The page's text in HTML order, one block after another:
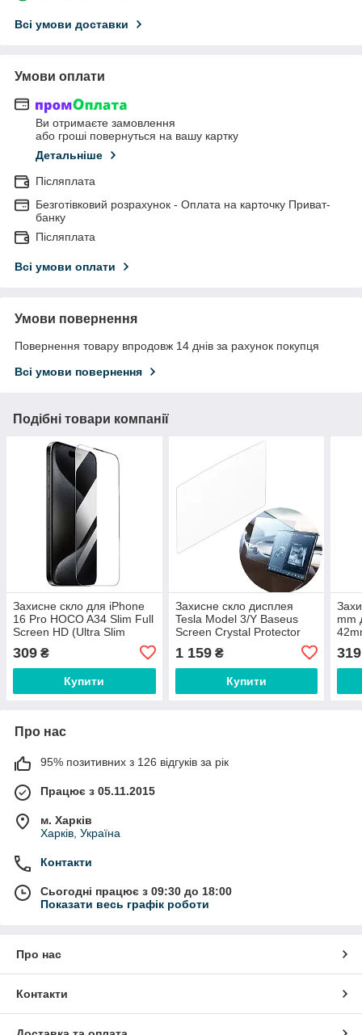
Всі умови доставки
Умови оплати
Ви отримаєте замовлення
або гроші повернуться на вашу картку
Детальніше
Післяплата
Безготівковий розрахунок - Оплата на карточку Приват-
банку
Післяплата
Всі умови оплати
Умови повернення
Повернення товару впродовж 14 днів за рахунок покупця
Всі умови повернення
Подібні товари компанії
Захисне скло для iPhone
16 Pro HOCO A34 Slim Full
Screen HD (Ultra Slim
309 ₴
Купити
Захисне скло дисплея
Tesla Model 3/Y Baseus
Screen Crystal Protector
1 159₴
Купити
mm
319
Про нас
95% позитивних з 126 відгуків за рік
Працює з 05.11.2015
м. Харків
Харків, Україна
Контакти
Сьогодні працює з 09:30 до 18:00
Показати весь графік роботи
Про нас
Контакти